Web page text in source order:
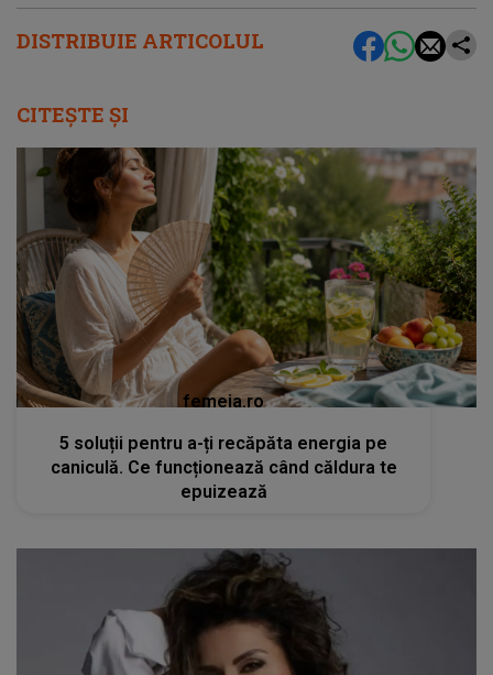
DISTRIBUIE ARTICOLUL
CITEȘTE ȘI
femeia.ro
5 soluții pentru a-ți recăpăta energia pe
caniculă. Ce funcționează când căldura te
epuizează